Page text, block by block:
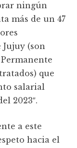
ningún
más de un 47
(son
que
salarial
2023″.
a este
hacia el